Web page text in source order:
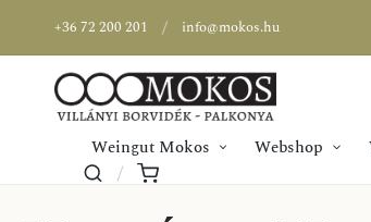
+36 72 200 201 info@mokos.hu
Weingut Mokos Webshop